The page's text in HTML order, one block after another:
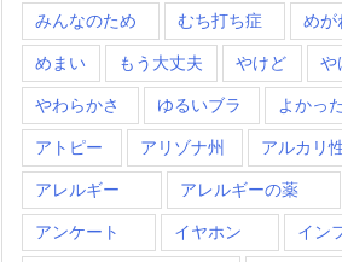
みんなのため むち打ち症 めが
めまい もう大丈夫 やけど や
やわらかさ ゆるいブラ よかっ
アトピー アリゾナ州 アルカリ
アレルギー アレルギーの薬
アンケート イヤホン イン